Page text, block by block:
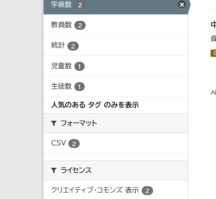
学級数 2
教員数 2
統計 2
児童数 1
生徒数 1
人気のある タグ のみを表示
フォーマット
CSV 2
ライセンス
クリエイティブ・コモンズ 表示 2